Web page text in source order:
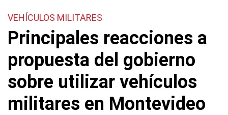
VEHÍCULOS MILITARES
Principales reacciones a
propuesta del gobierno
sobre utilizar vehículos
militares en Montevideo